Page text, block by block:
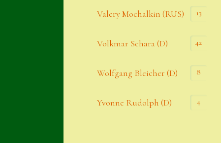
Valery Mochalkin (RUS) 13
Volkmar Schara (D) 42
Wolfgang Bleicher (D) 8
Yvonne Rudolph (D) 4